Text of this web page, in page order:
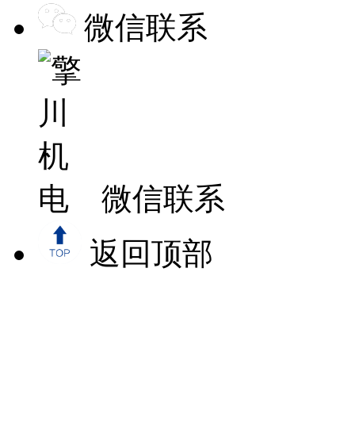
微信联系
微信联系
返回顶部